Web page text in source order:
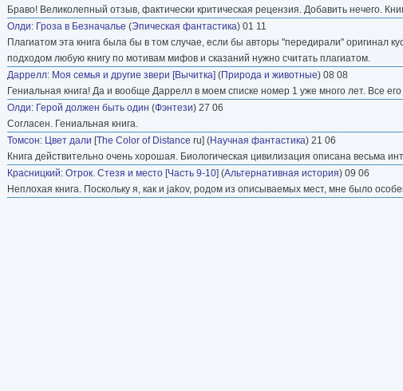
Браво! Великолепный отзыв, фактически критическая рецензия. Добавить нечего.
Олди: Гроза в Безначалье (Эпическая фантастика) 01 11
Плагиатом эта книга была бы в том случае, если бы авторы "передирали" оригинал
подходом любую книгу по мотивам мифов и сказаний нужно считать плагиатом.
Даррелл: Моя семья и другие звери [Вычитка] (Природа и животные) 08 08
Гениальная книга! Да и вообще Даррелл в моем списке номер 1 уже много лет. Все
Олди: Герой должен быть один (Фэнтези) 27 06
Согласен. Гениальная книга.
Томсон: Цвет дали [The Color of Distance ru] (Научная фантастика) 21 06
Книга действительно очень хорошая. Биологическая цивилизация описана весьма
Красницкий: Отрок. Стезя и место [Часть 9-10] (Альтернативная история) 09 06
Неплохая книга. Поскольку я, как и jakov, родом из описываемых мест, мне было